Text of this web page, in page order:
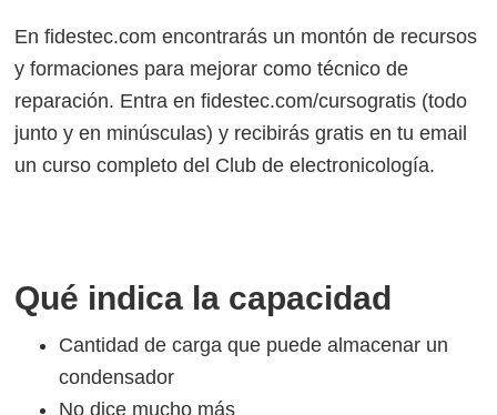
En fidestec.com encontrarás un montón de recursos
y formaciones para mejorar como técnico de
reparación. Entra en fidestec.com/cursogratis (todo
junto y en minúsculas) y recibirás gratis en tu email
un curso completo del Club de electronicología.
Qué indica la capacidad
Cantidad de carga que puede almacenar un
condensador
No dice mucho más